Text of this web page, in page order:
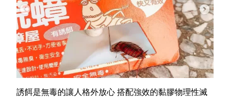
誘餌是無毒的讓人格外放心 搭配強效的黏膠物理性滅